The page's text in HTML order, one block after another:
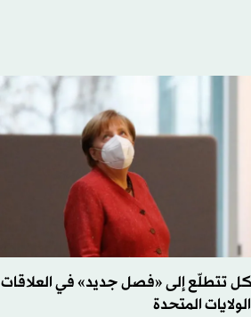
تتطلّع إلى «فصل جديد» في العلاقات
المتحدة